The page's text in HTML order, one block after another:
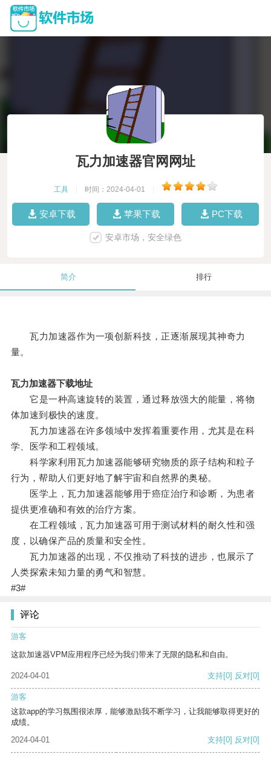
瓦力加速器官网网址
工具 时间：2024-04-01
安卓下载 苹果下载 PC下载
安卓市场，安全绿色
简介 排行
瓦力加速器作为一项创新科技，正逐渐展现其神奇力
量。
瓦力加速器下载地址
它是一种高速旋转的装置，通过释放强大的能量，将物
体加速到极快的速度。
瓦力加速器在许多领域中发挥着重要作用，尤其是在科
学、医学和工程领域。
科学家利用瓦力加速器能够研究物质的原子结构和粒子
行为，帮助人们更好地了解宇宙和自然界的奥秘。
医学上，瓦力加速器能够用于癌症治疗和诊断，为患者
提供更准确和有效的治疗方案。
在工程领域，瓦力加速器可用于测试材料的耐久性和强
度，以确保产品的质量和安全性。
瓦力加速器的出现，不仅推动了科技的进步，也展示了
人类探索未知力量的勇气和智慧。
#3#
评论
游客
这款加速器VPM应用程序已经为我们带来了无限的隐私和自由。
2024-04-01 支持[0] 反对[0]
游客
这款app的学习氛围很浓厚，能够激励我不断学习，让我能够取得更好的
成绩。
2024-04-01
支持[0] 反对[0]